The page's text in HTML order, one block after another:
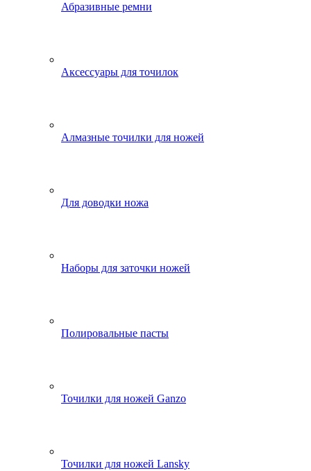
Абразивные ремни
Аксессуары для точилок
Алмазные точилки для ножей
Для доводки ножа
Наборы для заточки ножей
Полировальные пасты
Точилки для ножей Ganzo
Точилки для ножей Lansky